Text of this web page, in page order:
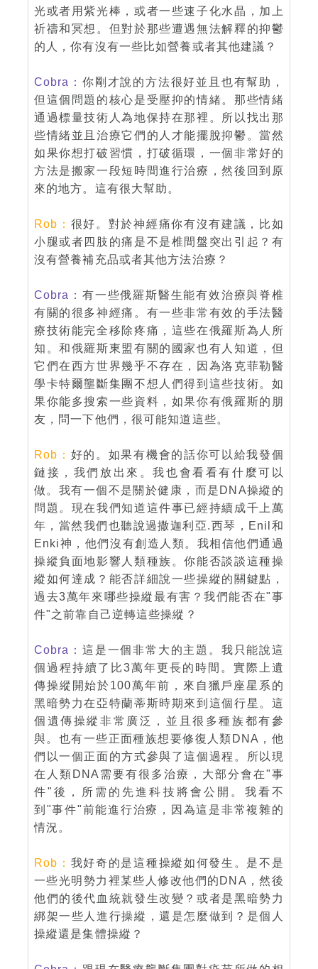
光或者用紫光棒，或者一些速子化水晶，加上
祈禱和冥想。但對於那些遭遇無法解釋的抑鬱
的人，你有沒有一些比如營養或者其他建議？
Cobra：你剛才說的方法很好並且也有幫助，
但這個問題的核心是受壓抑的情緒。那些情緒
通過標量技術人為地保持在那裡。所以找出那
些情緒並且治療它們的人才能擺脫抑鬱。當然
如果你想打破習慣，打破循環，一個非常好的
方法是搬家一段短時間進行治療，然後回到原
來的地方。這有很大幫助。
Rob： 很好。對於神經痛你有沒有建議，比如
小腿或者四肢的痛是不是椎間盤突出引起？有
沒有營養補充品或者其他方法治療？
Cobra：有一些俄羅斯醫生能有效治療與脊椎
有關的很多神經痛。有一些非常有效的手法醫
療技術能完全移除疼痛，這些在俄羅斯為人所
知。和俄羅斯東盟有關的國家也有人知道，但
它們在西方世界幾乎不存在，因為洛克菲勒醫
學卡特爾壟斷集團不想人們得到這些技術。如
果你能多搜索一些資料，如果你有俄羅斯的朋
友，問一下他們，很可能知道這些。
Rob： 好的。如果有機會的話你可以給我發個
鏈接，我們放出來。我也會看看有什麼可以
做。我有一個不是關於健康，而是DNA操縱的
問題。現在我們知道這件事已經持續成千上萬
年，當然我們也聽說過撒迦利亞.西琴，Enil和
Enki神，他們沒有創造人類。我相信他們通過
操縱負面地影響人類種族。你能否談談這種操
縱如何達成？能否詳細說一些操縱的關鍵點，
過去3萬年來哪些操縱最有害？我們能否在"事
件"之前靠自己逆轉這些操縱？
Cobra：這是一個非常大的主題。我只能說這
個過程持續了比3萬年更長的時間。實際上遺
傳操縱開始於100萬年前，來自獵戶座星系的
黑暗勢力在亞特蘭蒂斯時期來到這個行星。這
個遺傳操縱非常廣泛，並且很多種族都有參
與。也有一些正面種族想要修復人類DNA，他
們以一個正面的方式參與了這個過程。所以現
在人類DNA需要有很多治療，大部分會在"事
件"後，所需的先進科技將會公開。我看不
到"事件"前能進行治療，因為這是非常複雜的
情況。
Rob： 我好奇的是這種操縱如何發生。是不是
一些光明勢力裡某些人修改他們的DNA，然後
他們的後代血統就發生改變？或者是黑暗勢力
綁架一些人進行操縱，還是怎麼做到？是個人
操縱還是集體操縱？